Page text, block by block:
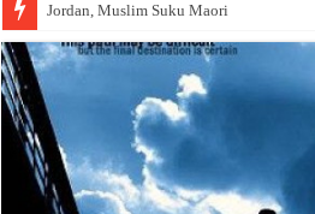
Jordan, Muslim Suku Maori